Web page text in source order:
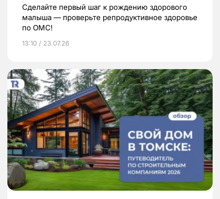
Сделайте первый шаг к рождению здорового
малыша — проверьте репродуктивное здоровье
по ОМС!
13:10 / 23.07.26